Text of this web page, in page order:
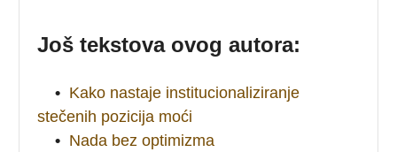
Još tekstova ovog autora:
• Kako nastaje institucionaliziranje
stečenih pozicija moći
• Nada bez optimizma